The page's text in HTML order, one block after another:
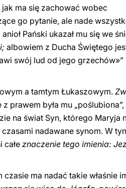
jak ma się zachować wobec
go pytanie, ale nade
anioł Pański ukazał mu się we
albowiem z Ducha Świętego
swój lud od jego grzechów»”
a tamtym Łukaszowym.
prawem była mu „poślubiona”,
na świat Syn, którego Maryja
nadawane synom. W
znaczenie tego imienia:
ma nadać takie właśnie